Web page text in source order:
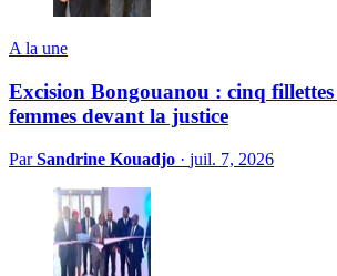
A la une
Excision Bongouanou : cinq fillettes
femmes devant la justice
ParSandrine Kouadjo · juil. 7, 2026